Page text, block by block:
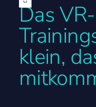
Das VR-
klein,